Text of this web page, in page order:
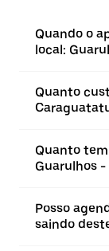
Quando o
local:
Quanto
Quanto
Guarulhos
Posso
saindo